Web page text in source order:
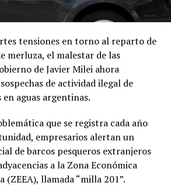
tensiones en torno al reparto de
merluza, el malestar de las
de Javier Milei ahora
de actividad ilegal de
aguas argentinas.
que se registra cada año
empresarios alertan un
de barcos pesqueros extranjeros
a la Zona Económica
(ZEEA), llamada “milla 201”.